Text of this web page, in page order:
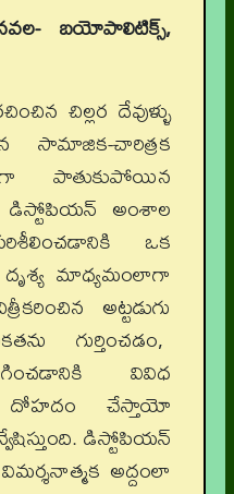
బయోపాలిటిక్స్,
చిల్లర దేవుళ్ళు
సామాజిక-చారిత్రక
పాతుకుపోయిన
అంశాల
ఒక
మాధ్యమంలాగా
అట్టడుగు
గుర్తించడం,
వివిధ
దోహదం చేస్తాయో
డిస్టోపియన్
అద్దంలా